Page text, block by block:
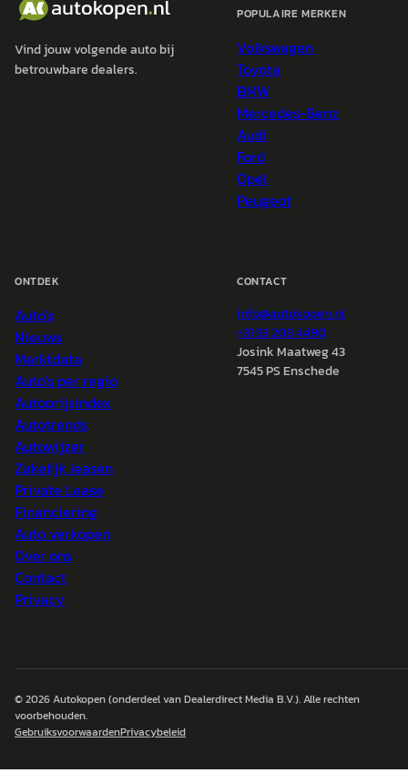
Vind jouw volgende auto bij
betrouwbare dealers.
POPULAIRE MERKEN
Volkswagen
Toyota
BMW
Mercedes-Benz
Audi
Ford
Opel
Peugeot
ONTDEK
Auto's
Nieuws
Marktdata
Auto's per regio
Autoprijsindex
Autotrends
Autowijzer
Zakelijk leasen
Private Lease
Financiering
Auto verkopen
Over ons
Contact
Privacy
CONTACT
info@autokopen.nl
+31 53 208 4490
Josink Maatweg 43
7545 PS Enschede
© 2026Autokopen(onderdeel van Dealerdirect Media B.V.). Alle rechten
voorbehouden.
GebruiksvoorwaardenPrivacybeleid